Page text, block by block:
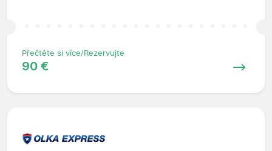
Přečtěte si více/Rezervujte
90 €